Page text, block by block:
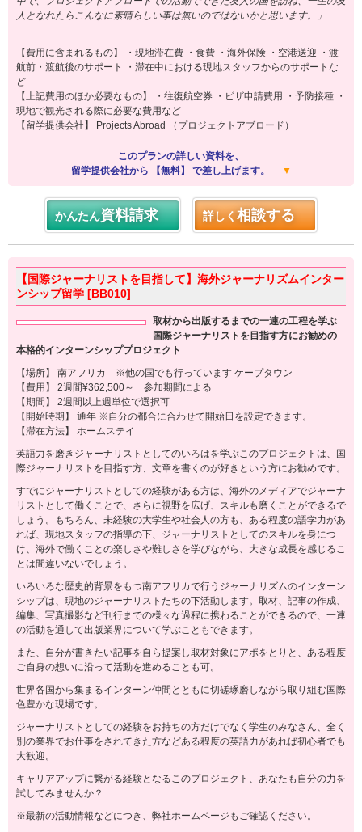
人となれたらこんなに素晴らしい事は無いのではないかと思います。」
【費用に含まれるもの】 ・現地滞在費 ・食費 ・海外保険 ・空港送迎 ・渡
航前・渡航後のサポート ・滞在中における現地スタッフからのサポートな
ど
【上記費用のほか必要なもの】 ・往復航空券 ・ビザ申請費用 ・予防接種 ・
現地で観光される際に必要な費用など
【留学提供会社】 Projects Abroad （プロジェクトアブロード）
このプランの詳しい資料を、
留学提供会社から 【無料】 で差し上げます。
▼
かんたん資料請求 詳しく相談する
【国際ジャーナリストを目指して】海外ジャーナリズムインター
ンシップ留学 [BB010]
取材から出版するまでの一連の工程を学ぶ
国際ジャーナリストを目指す方にお勧めの
本格的インターンシッププロジェクト
【場所】 南アフリカ ※他の国でも行っています ケープタウン
【費用】 2週間¥362,500～ 参加期間による
【期間】 2週間以上週単位で選択可
【開始時期】 通年 ※自分の都合に合わせて開始日を設定できます。
【滞在方法】 ホームステイ
英語力を磨きジャーナリストとしてのいろはを学ぶこのプロジェクトは、国
際ジャーナリストを目指す方、文章を書くのが好きという方にお勧めです。
すでにジャーナリストとしての経験がある方は、海外のメディアでジャーナ
リストとして働くことで、さらに視野を広げ、スキルも磨くことができるで
しょう。もちろん、未経験の大学生や社会人の方も、ある程度の語学力があ
れば、現地スタッフの指導の下、ジャーナリストとしてのスキルを身につ
け、海外で働くことの楽しさや難しさを学びながら、大きな成長を感じるこ
とは間違いないでしょう。
いろいろな歴史的背景をもつ南アフリカで行うジャーナリズムのインターン
シップは、現地のジャーナリストたちの下活動します。取材、記事の作成、
編集、写真撮影など刊行までの様々な過程に携わることができるので、一連
の活動を通して出版業界について学ぶこともできます。
また、自分が書きたい記事を自ら提案し取材対象にアポをとりと、ある程度
ご自身の想いに沿って活動を進めることも可。
世界各国から集まるインターン仲間とともに切磋琢磨しながら取り組む国際
色豊かな現場です。
ジャーナリストとしての経験をお持ちの方だけでなく学生のみなさん、全く
別の業界でお仕事をされてきた方などある程度の英語力があれば初心者でも
大歓迎。
キャリアアップに繋がる経験となるこのプロジェクト、あなたも自分の力を
試してみませんか？
※最新の活動情報などにつき、弊社ホームページもご確認ください。